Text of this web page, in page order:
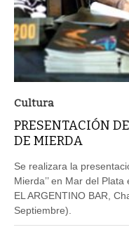
Cultura
PRESENTACIÓN DE
DE MIERDA
Se realizara la
Mierda’’ en Mar del
EL ARGENTINO BAR,
Septiembre).